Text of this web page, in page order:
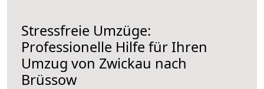
Stressfreie Umzüge:
Professionelle Hilfe für Ihren
Umzug von Zwickau nach
Brüssow